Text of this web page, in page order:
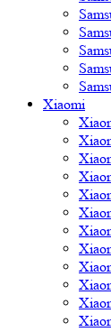
Xiaomi